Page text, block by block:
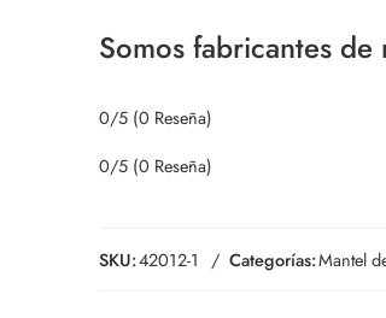
Somos fabricantes
0/5 (0 Reseña)
0/5 (0 Reseña)
SKU:42012-1 Categorías:Mantel